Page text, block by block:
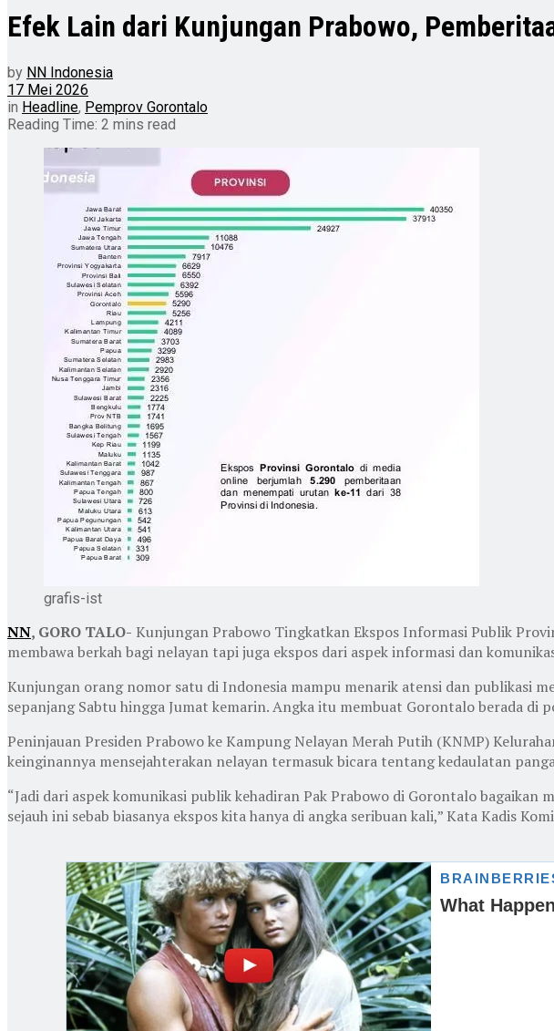
Efek Lain dari Kunjungan Prabowo,
by NN Indonesia
17 Mei 2026
in Headline, Pemprov Gorontalo
Reading Time: 2 mins read
grafis-ist
NN, GORO TALO- Kunjungan Prabowo Tingkatkan Ekspos Informasi Publik
membawa berkah bagi nelayan tapi juga ekspos dari aspek informasi dan
Kunjungan orang nomor satu di Indonesia mampu menarik atensi dan publikasi
sepanjang Sabtu hingga Jumat kemarin. Angka itu membuat Gorontalo berada di
Peninjauan Presiden Prabowo ke Kampung Nelayan Merah Putih (KNMP)
keinginannya mensejahterakan nelayan termasuk bicara tentang kedaulatan
“Jadi dari aspek komunikasi publik kehadiran Pak Prabowo di Gorontalo
sejauh ini sebab biasanya ekspos kita hanya di angka seribuan kali,” Kata Kadis